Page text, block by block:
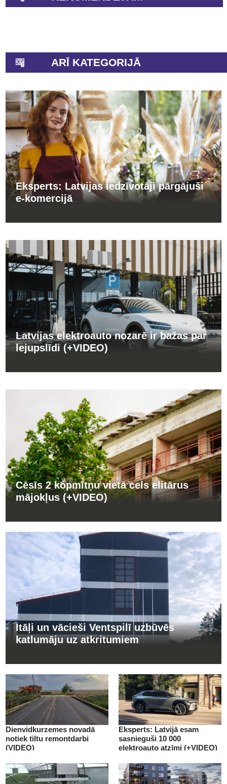
ARĪ KATEGORIJĀ
Eksperts: Latvijas iedzīvotāji pārgājuši
e-komercijā
Latvijas elektroauto nozarē ir bažas par
lejupslīdi (+VIDEO)
Cēsīs 2 kopmītņu vietā cels elitārus
mājokļus (+VIDEO)
Itāļi un vācieši Ventspilī uzbūvēs
katlumāju uz atkritumiem
Dienvidkurzemes novadā
notiek tiltu remontdarbi
(VIDEO)
Eksperts: Latvijā esam
sasnieguši 10 000
elektroauto atzīmi (+VIDEO)